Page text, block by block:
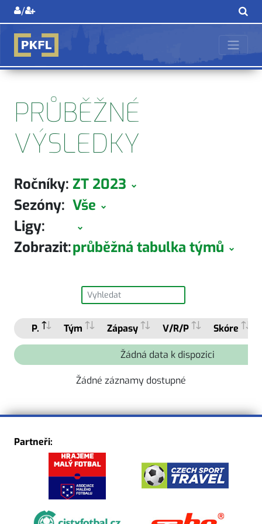
/
PRŮBĚŽNÉ
VÝSLEDKY
ZT 2023
Ročníky:
Vše
Sezóny:
Ligy:
průběžná tabulka týmů
Zobrazit:
P. Tým Zápasy V/R/P Skóre
Žádná data k dispozici
Žádné záznamy dostupné
Partneři: